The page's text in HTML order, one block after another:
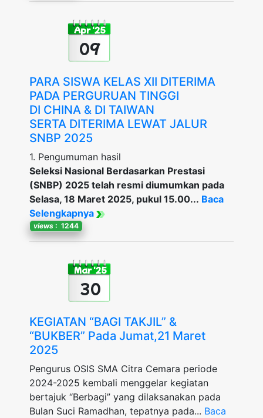
Apr '25
09
PARA SISWA KELAS XII DITERIMA
PADA PERGURUAN TINGGI
DI CHINA & DI TAIWAN
SERTA DITERIMA LEWAT JALUR
SNBP 2025
1. Pengumuman hasil
Seleksi Nasional Berdasarkan Prestasi
(SNBP) 2025 telah resmi diumumkan pada
Selasa, 18 Maret 2025, pukul 15.00... Baca
Selengkapnya
views : 1244
Mar '25
30
KEGIATAN “BAGI TAKJIL” &
“BUKBER” Pada Jumat,21 Maret
2025
Pengurus OSIS SMA Citra Cemara periode
2024-2025 kembali menggelar kegiatan
bertajuk “Berbagi” yang dilaksanakan pada
Bulan Suci Ramadhan, tepatnya pada... Baca